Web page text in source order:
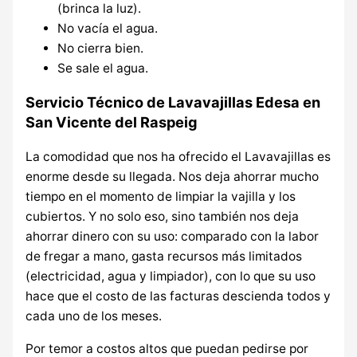
(brinca la luz).
No vacía el agua.
No cierra bien.
Se sale el agua.
Servicio Técnico de Lavavajillas Edesa en
San Vicente del Raspeig
La comodidad que nos ha ofrecido el Lavavajillas es
enorme desde su llegada. Nos deja ahorrar mucho
tiempo en el momento de limpiar la vajilla y los
cubiertos. Y no solo eso, sino también nos deja
ahorrar dinero con su uso: comparado con la labor
de fregar a mano, gasta recursos más limitados
(electricidad, agua y limpiador), con lo que su uso
hace que el costo de las facturas descienda todos y
cada uno de los meses.
Por temor a costos altos que puedan pedirse por